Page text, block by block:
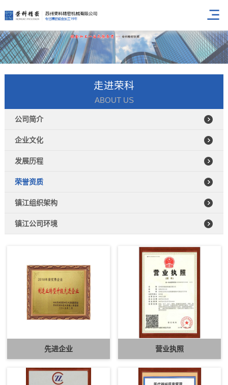
走进荣科
ABOUT US
公司简介
企业文化
发展历程
荣誉资质
镇江组织架构
镇江公司环境
先进企业 营业执照